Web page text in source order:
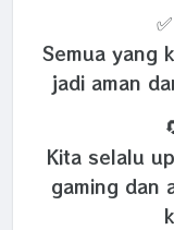
✅
Semua yang
jadi aman
Kita selalu
gaming dan